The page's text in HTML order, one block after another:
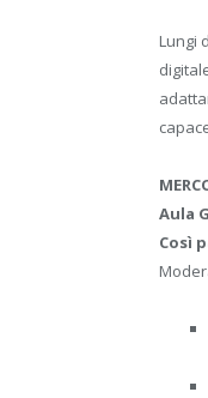
Lungi
Aula
Così